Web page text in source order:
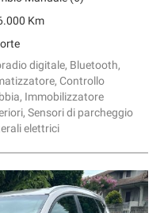
Km
digitale, Bluetooth,
Controllo
Immobilizzatore
Sensori di parcheggio
elettrici